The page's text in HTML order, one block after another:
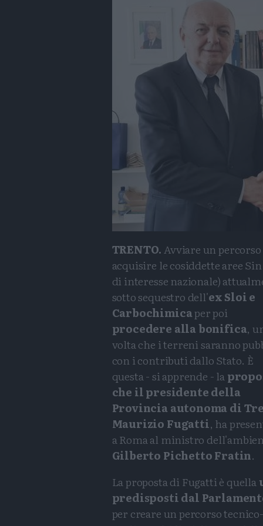
TRENTO.Avviare un
acquisire le cosiddette aree
di interesse nazionale)
sotto sequestro dell'ex Sloi e
Carbochimicaper poi
procedere alla bonifica,
volta che i terreni saranno
con i contributi dallo Stato. È
questa - si apprende - la
che il presidente della
Provincia autonoma di
Maurizio Fugatti, ha
a Roma al ministro
Gilberto Pichetto Fratin.
La proposta di Fugatti è quella
predisposti dal
per creare un percorso